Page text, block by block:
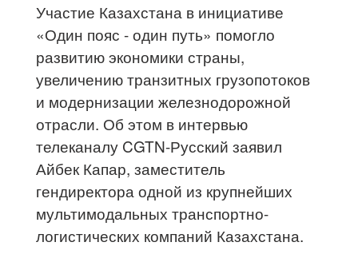
Участие Казахстана в инициативе
«Один пояс - один путь» помогло
развитию экономики страны,
увеличению транзитных грузопотоков
и модернизации железнодорожной
отрасли. Об этом в интервью
телеканалу CGTN-Русский заявил
Айбек Капар, заместитель
гендиректора одной из крупнейших
мультимодальных транспортно-
логистических компаний Казахстана.